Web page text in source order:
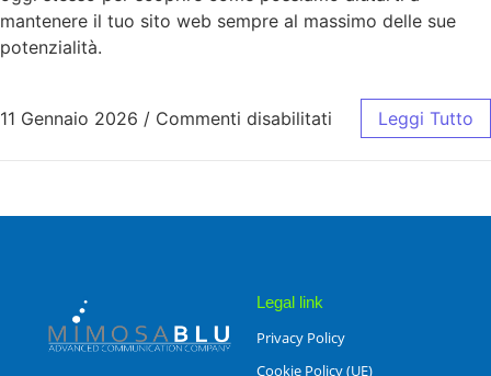
mantenere il tuo sito web sempre al massimo delle sue
potenzialità.
11 Gennaio 2026 / Commenti disabilitati Leggi Tutto
Legal link
Privacy Policy
Cookie Policy (UE)